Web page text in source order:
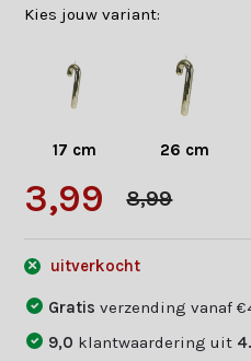
Kies jouw variant:
17 cm 26 cm
3,99 8,99
uitverkocht
Gratisverzending vanaf
9,0 klantwaardering uit